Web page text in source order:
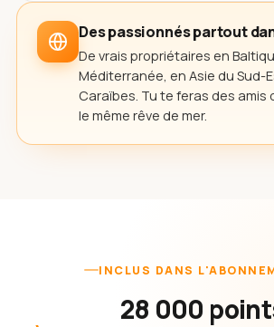
Des passionnés partout
De vrais propriétaires en
Méditerranée, en Asie du Sud-
Caraïbes. Tu te feras des
le même rêve de mer.
INCLUS DANS
28 000